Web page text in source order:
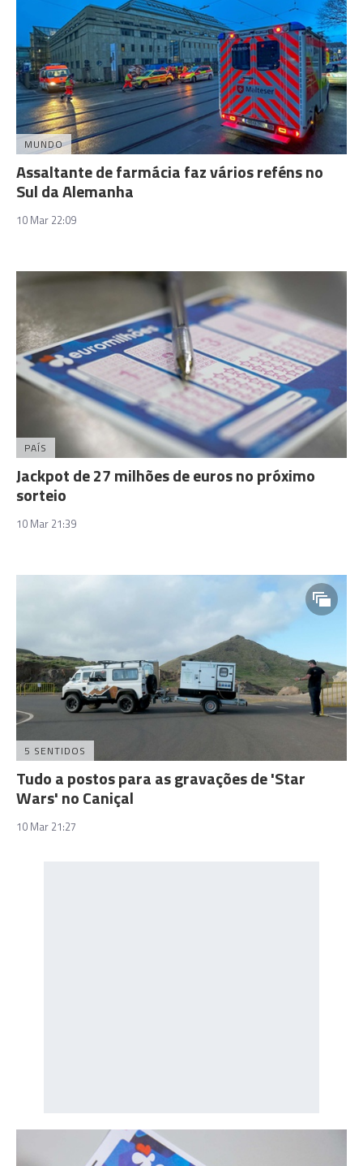
MUNDO
Assaltante de farmácia faz vários reféns no
Sul da Alemanha
10 Mar 22:09
PAÍS
Jackpot de 27 milhões de euros no próximo
sorteio
10 Mar 21:39
5 SENTIDOS
Tudo a postos para as gravações de 'Star
Wars' no Caniçal
10 Mar 21:27